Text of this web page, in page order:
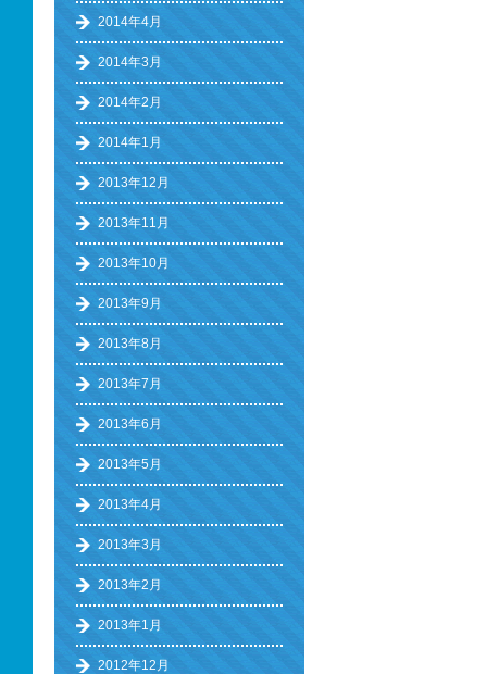
2014年4月
2014年3月
2014年2月
2014年1月
2013年12月
2013年11月
2013年10月
2013年9月
2013年8月
2013年7月
2013年6月
2013年5月
2013年4月
2013年3月
2013年2月
2013年1月
2012年12月